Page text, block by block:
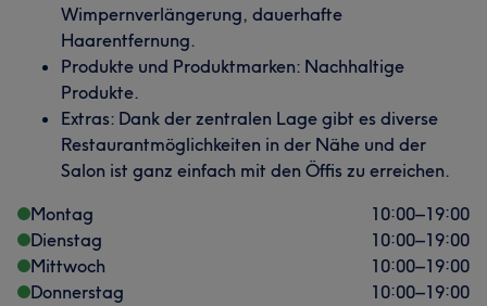
Wimpernverlängerung, dauerhafte
Haarentfernung.
Produkte und Produktmarken: Nachhaltige
Produkte.
Extras: Dank der zentralen Lage gibt es diverse
Restaurantmöglichkeiten in der Nähe und der
Salon ist ganz einfach mit den Öffis zu erreichen.
Montag
10:00–19:00
Dienstag
10:00–19:00
Mittwoch
10:00–19:00
Donnerstag
10:00–19:00